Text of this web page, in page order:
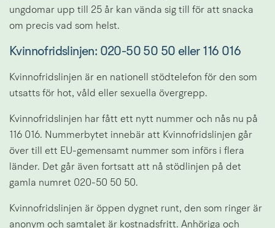
ungdomar upp till 25 år kan vända sig till för att snacka
om precis vad som helst.
Kvinnofridslinjen: 020-50 50 50 eller 116 016
Kvinnofridslinjen är en nationell stödtelefon för den som
utsatts för hot, våld eller sexuella övergrepp.
Kvinnofridslinjen har fått ett nytt nummer och nås nu på
116 016. Nummerbytet innebär att Kvinnofridslinjen går
över till ett EU-gemensamt nummer som införs i flera
länder. Det går även fortsatt att nå stödlinjen på det
gamla numret 020-50 50 50.
Kvinnofridslinjen är öppen dygnet runt, den som ringer är
anonym och samtalet är kostnadsfritt. Anhöriga och